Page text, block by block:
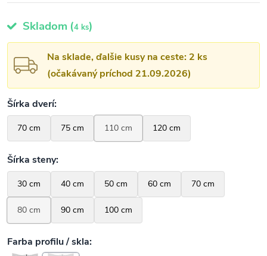
Skladom (4 ks)
Na sklade, ďalšie kusy na ceste: 2 ks
(očakávaný príchod 21.09.2026)